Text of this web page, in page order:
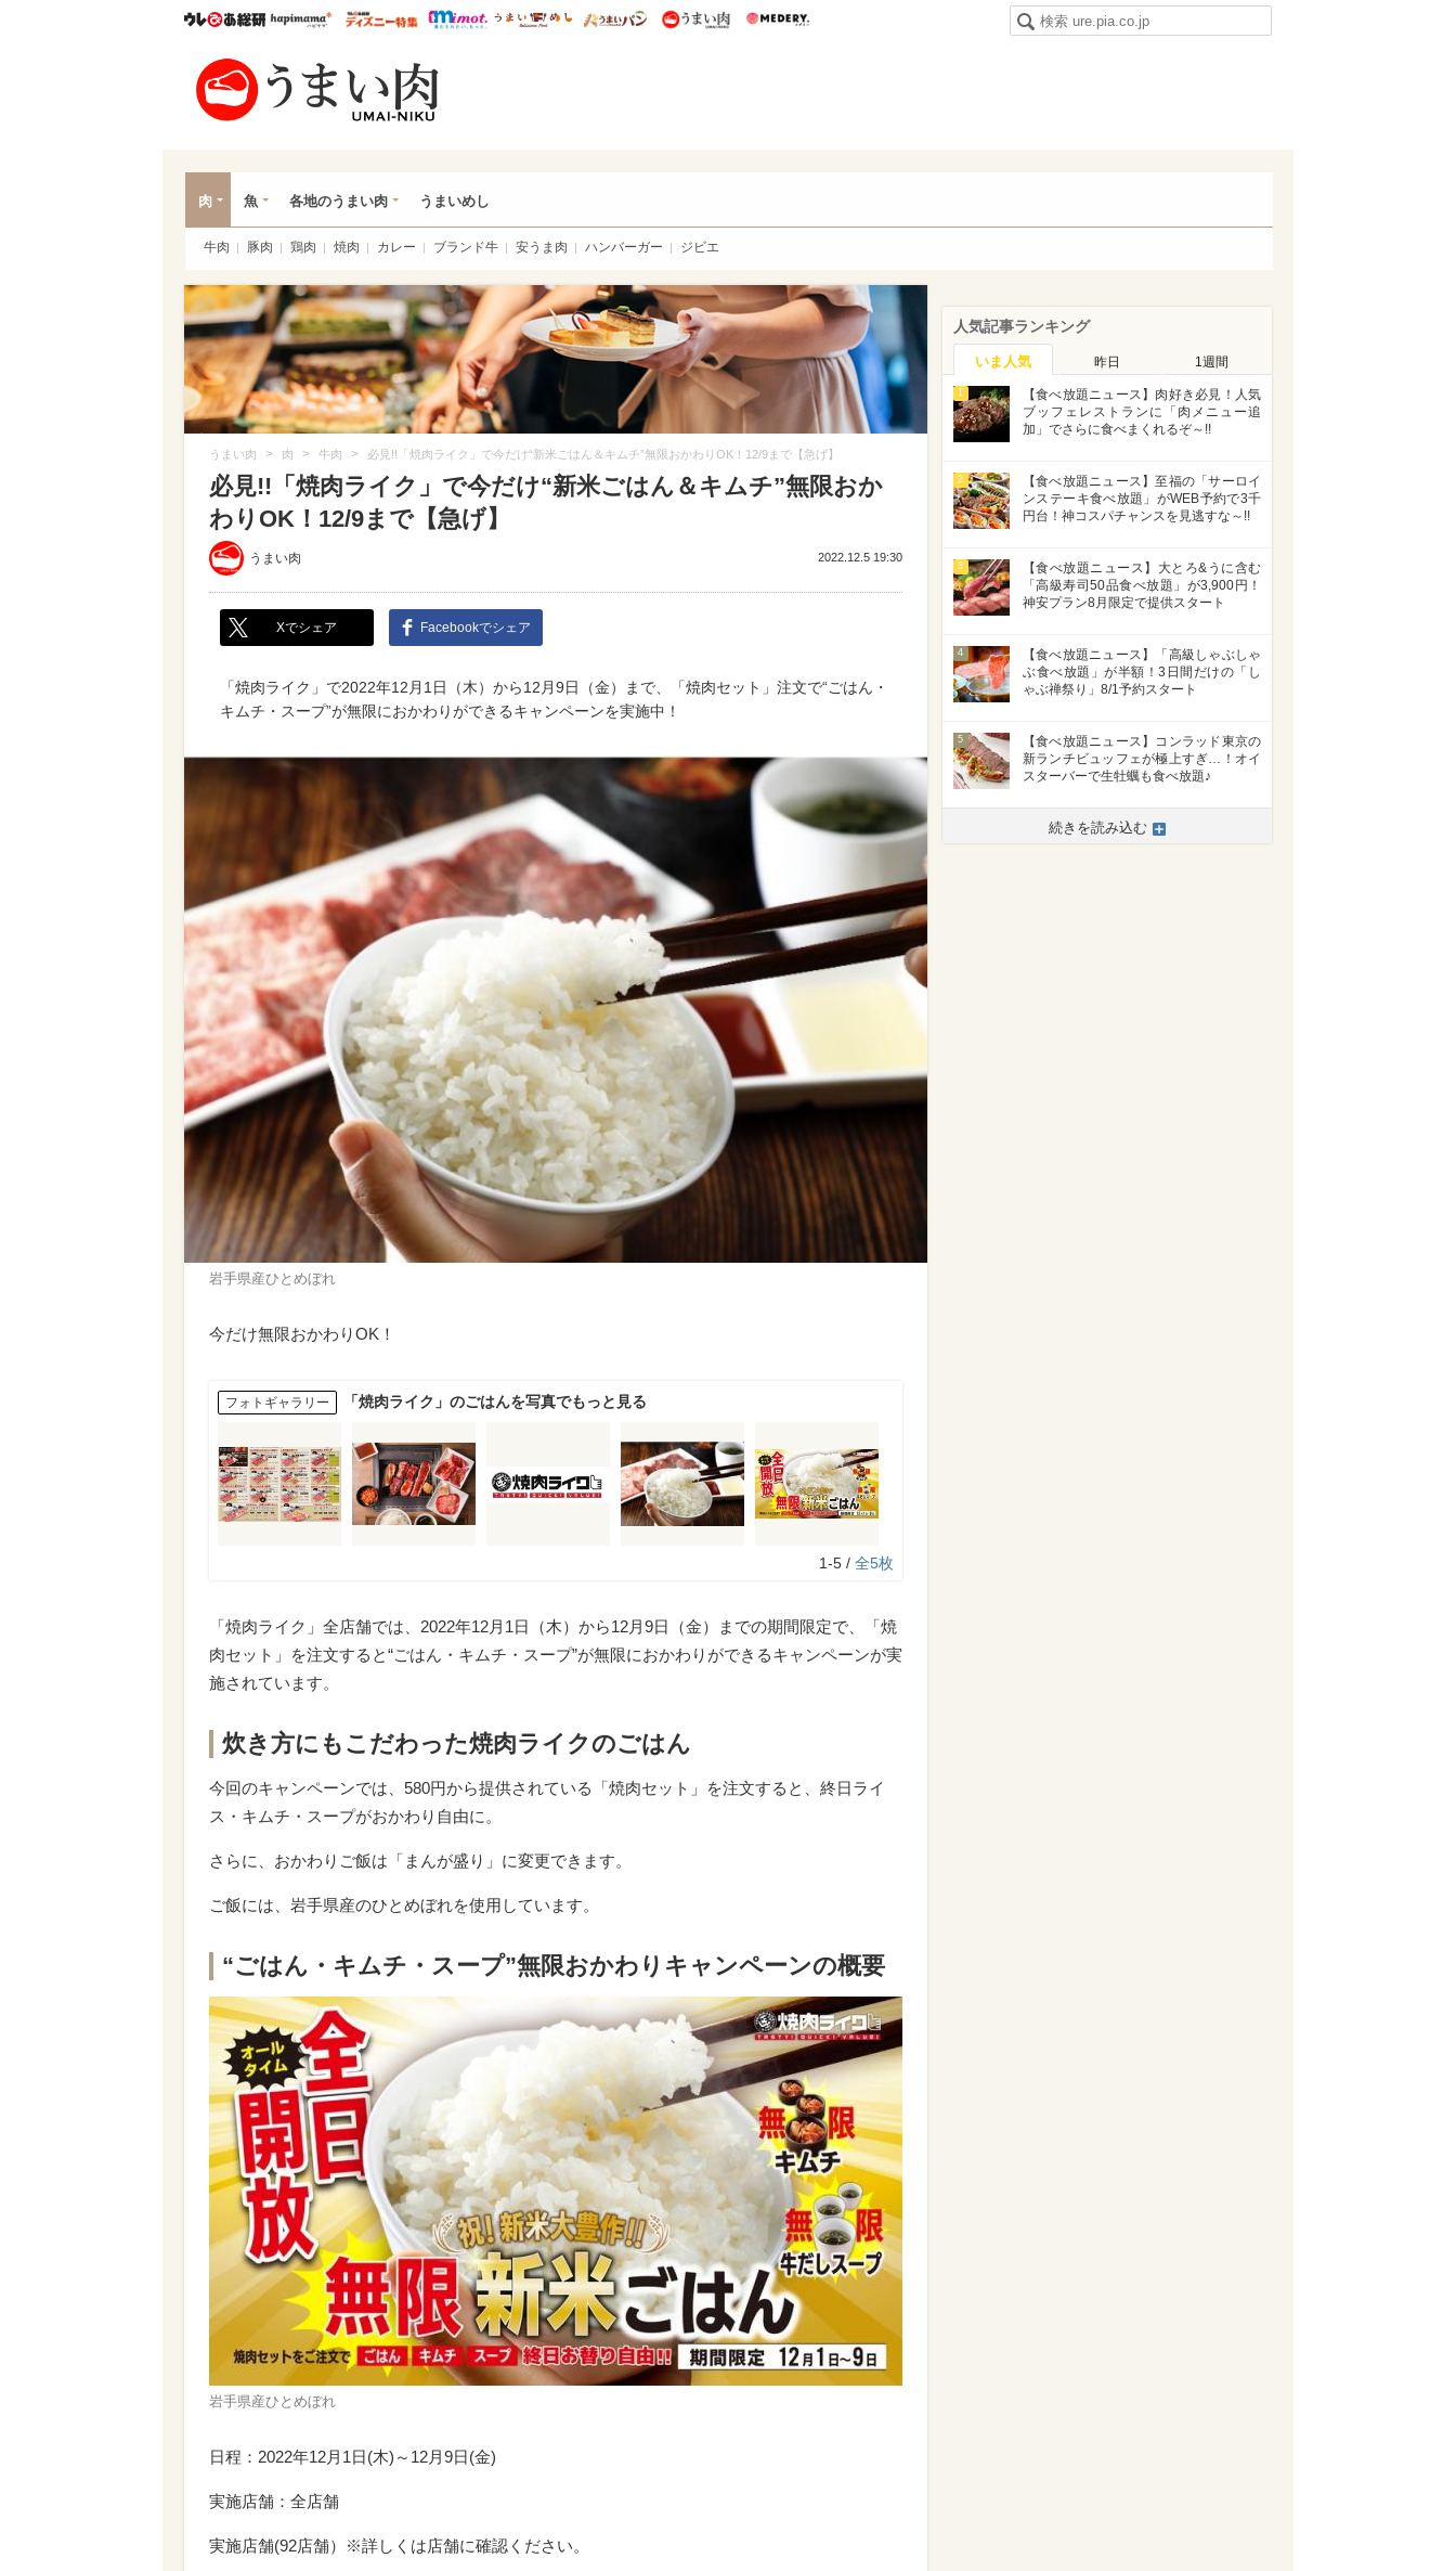
ウレぴあ総研ハピママ* ウレぴあ総研 ディズニー特集
mimot. うまいめし うまいパン うまい肉
肉 魚 各地のうまい肉 うまいめし
牛肉 豚肉 鶏肉 焼肉 カレー ブランド牛 安うま肉 ハンバーガー ジビエ
うまい肉 > 肉 > 牛肉 > 必見!!「焼肉ライク」で今だけ“新米ごはん＆キムチ”無限おかわりOK！12/9まで【急げ】
必見!!「焼肉ライク」で今だけ“新米ごはん＆キムチ”無限おか
わりOK！12/9まで【急げ】
うまい肉 2022.12.5 19:30
Xでシェア Facebookでシェア
「焼肉ライク」で2022年12月1日（木）から12月9日（金）まで、「焼肉セット」注文で“ごはん・
キムチ・スープ”が無限におかわりができるキャンペーンを実施中！
岩手県産ひとめぼれ
今だけ無限おかわりOK！
フォトギャラリー 「焼肉ライク」のごはんを写真でもっと見る
1-5 / 全5枚
「焼肉ライク」全店舗では、2022年12月1日（木）から12月9日（金）までの期間限定で、「焼
肉セット」を注文すると“ごはん・キムチ・スープ”が無限におかわりができるキャンペーンが実
施されています。
炊き方にもこだわった焼肉ライクのごはん
今回のキャンペーンでは、580円から提供されている「焼肉セット」を注文すると、終日ライ
ス・キムチ・スープがおかわり自由に。
さらに、おかわりご飯は「まんが盛り」に変更できます。
ご飯には、岩手県産のひとめぼれを使用しています。
“ごはん・キムチ・スープ”無限おかわりキャンペーンの概要
岩手県産ひとめぼれ
日程：2022年12月1日(木)～12月9日(金)
実施店舗：全店舗
実施店舗(92店舗）※詳しくは店舗に確認ください。
人気記事ランキング
いま人気 昨日 1週間
1
【食べ放題ニュース】肉好き必見！人気
ブッフェレストランに「肉メニュー追
加」でさらに食べまくれるぞ～!!
2
【食べ放題ニュース】至福の「サーロイ
ンステーキ食べ放題」がWEB予約で3千
円台！神コスパチャンスを見逃すな～!!
3
【食べ放題ニュース】大とろ&うに含む
「高級寿司50品食べ放題」が3,900円！
神安プラン8月限定で提供スタート
4
【食べ放題ニュース】「高級しゃぶしゃ
ぶ食べ放題」が半額！3日間だけの「し
ゃぶ禅祭り」8/1予約スタート
5
【食べ放題ニュース】コンラッド東京の
新ランチビュッフェが極上すぎ…！オイ
スターバーで生牡蠣も食べ放題♪
続きを読み込む